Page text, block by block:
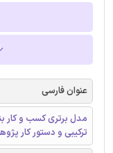
عنوان فارسی
ترکیبی و دستور کار